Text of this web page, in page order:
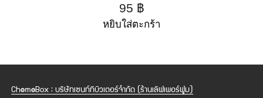
95 ฿
หยิบใส่ตะกร้า
ChemeBox : บริษัทเซนท์ทิบิวเตอร์จำกัด (ร้านเลิฟเพอร์ฟูม)